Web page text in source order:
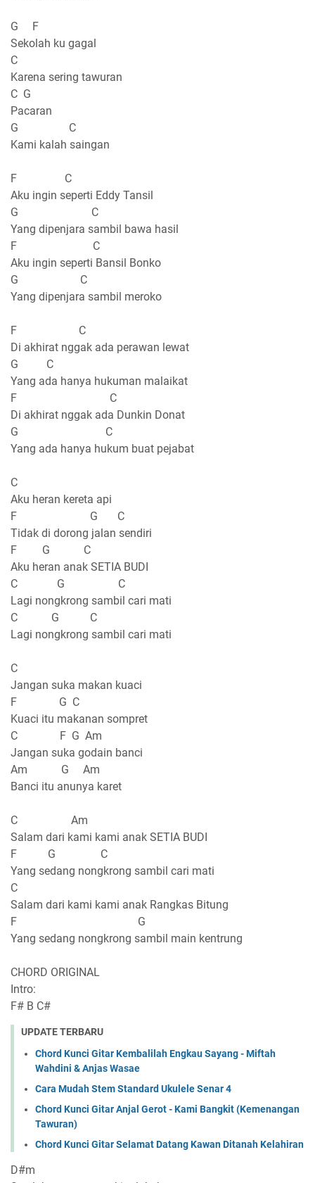
G F
Sekolah ku gagal
C
Karena sering tawuran
C G
Pacaran
G C
Kami kalah saingan
F C
Aku ingin seperti Eddy Tansil
G C
Yang dipenjara sambil bawa hasil
F C
Aku ingin seperti Bansil Bonko
G C
Yang dipenjara sambil meroko
F C
Di akhirat nggak ada perawan lewat
G C
Yang ada hanya hukuman malaikat
F C
Di akhirat nggak ada Dunkin Donat
G C
Yang ada hanya hukum buat pejabat
C
Aku heran kereta api
F G C
Tidak di dorong jalan sendiri
F G C
Aku heran anak SETIA BUDI
C G C
Lagi nongkrong sambil cari mati
C G C
Lagi nongkrong sambil cari mati
C
Jangan suka makan kuaci
F G C
Kuaci itu makanan sompret
C F G Am
Jangan suka godain banci
Am G Am
Banci itu anunya karet
C Am
Salam dari kami kami anak SETIA BUDI
F G C
Yang sedang nongkrong sambil cari mati
C
Salam dari kami kami anak Rangkas Bitung
F G
Yang sedang nongkrong sambil main kentrung
CHORD ORIGINAL
Intro:
F# B C#
UPDATE TERBARU
Chord Kunci Gitar Kembalilah Engkau Sayang - Miftah
Wahdini & Anjas Wasae
Cara Mudah Stem Standard Ukulele Senar 4
Chord Kunci Gitar Anjal Gerot - Kami Bangkit (Kemenangan
Tawuran)
Chord Kunci Gitar Selamat Datang Kawan Ditanah Kelahiran
D#m